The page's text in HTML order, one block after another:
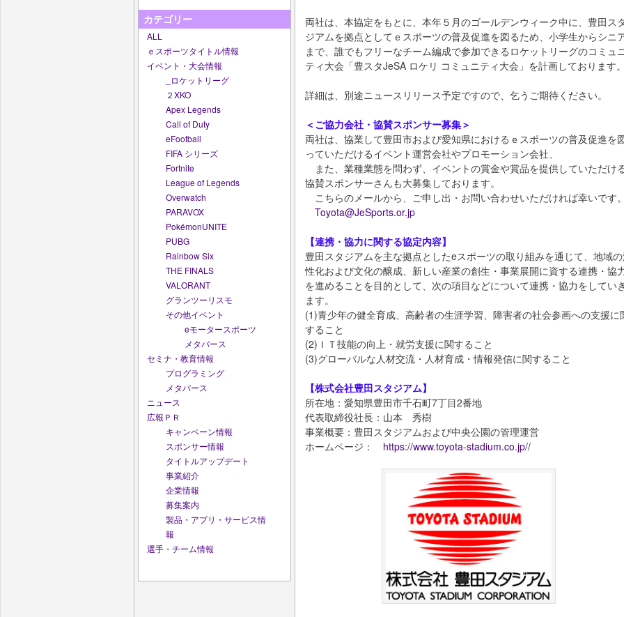
カテゴリー
ALL
ｅスポーツタイトル情報
イベント・大会情報
_ロケットリーグ
２XKO
Apex Legends
Call of Duty
eFootball
FIFA シリーズ
Fortnite
League of Legends
Overwatch
PARAVOX
PokémonUNITE
PUBG
Rainbow Six
THE FINALS
VALORANT
グランツーリスモ
その他イベント
eモータースポーツ
メタバース
セミナ・教育情報
プログラミング
メタバース
ニュース
広報ＰＲ
キャンペーン情報
スポンサー情報
タイトルアップデート
事業紹介
企業情報
募集案内
製品・アプリ・サービス情
報
選手・チーム情報
両社は、本協定をもとに、本年５月のゴールデンウィーク中に、豊田ス
ジアムを拠点としてｅスポーツの普及促進を図るため、小学生からシニ
まで、誰でもフリーなチーム編成で参加できるロケットリーグのコミュ
ティ大会「豊スタJeSA ロケリ コミュニティ大会」を計画しております
詳細は、別途ニュースリリース予定ですので、乞うご期待ください。
＜ご協力会社・協賛スポンサー募集＞
両社は、協業して豊田市および愛知県におけるｅスポーツの普及促進を
っていただけるイベント運営会社やプロモーション会社、
また、業種業態を問わず、イベントの賞金や賞品を提供していただけ
協賛スポンサーさんも大募集しております。
こちらのメールから、ご申し出・お問い合わせいただければ幸いです
Toyota@JeSports.or.jp
【連携・協力に関する協定内容】
豊田スタジアムを主な拠点としたeスポーツの取り組みを通じて、地域
性化および文化の醸成、新しい産業の創生・事業展開に資する連携・協
を進めることを目的として、次の項目などについて連携・協力をしてい
ます。
(1)青少年の健全育成、高齢者の生涯学習、障害者の社会参画への支援に
すること
(2)ＩＴ技能の向上・就労支援に関すること
(3)グローバルな人材交流・人材育成・情報発信に関すること
【株式会社豊田スタジアム】
所在地：愛知県豊田市千石町7丁目2番地
代表取締役社長：山本 秀樹
事業概要：豊田スタジアムおよび中央公園の管理運営
ホームページ： https://www.toyota-stadium.co.jp//